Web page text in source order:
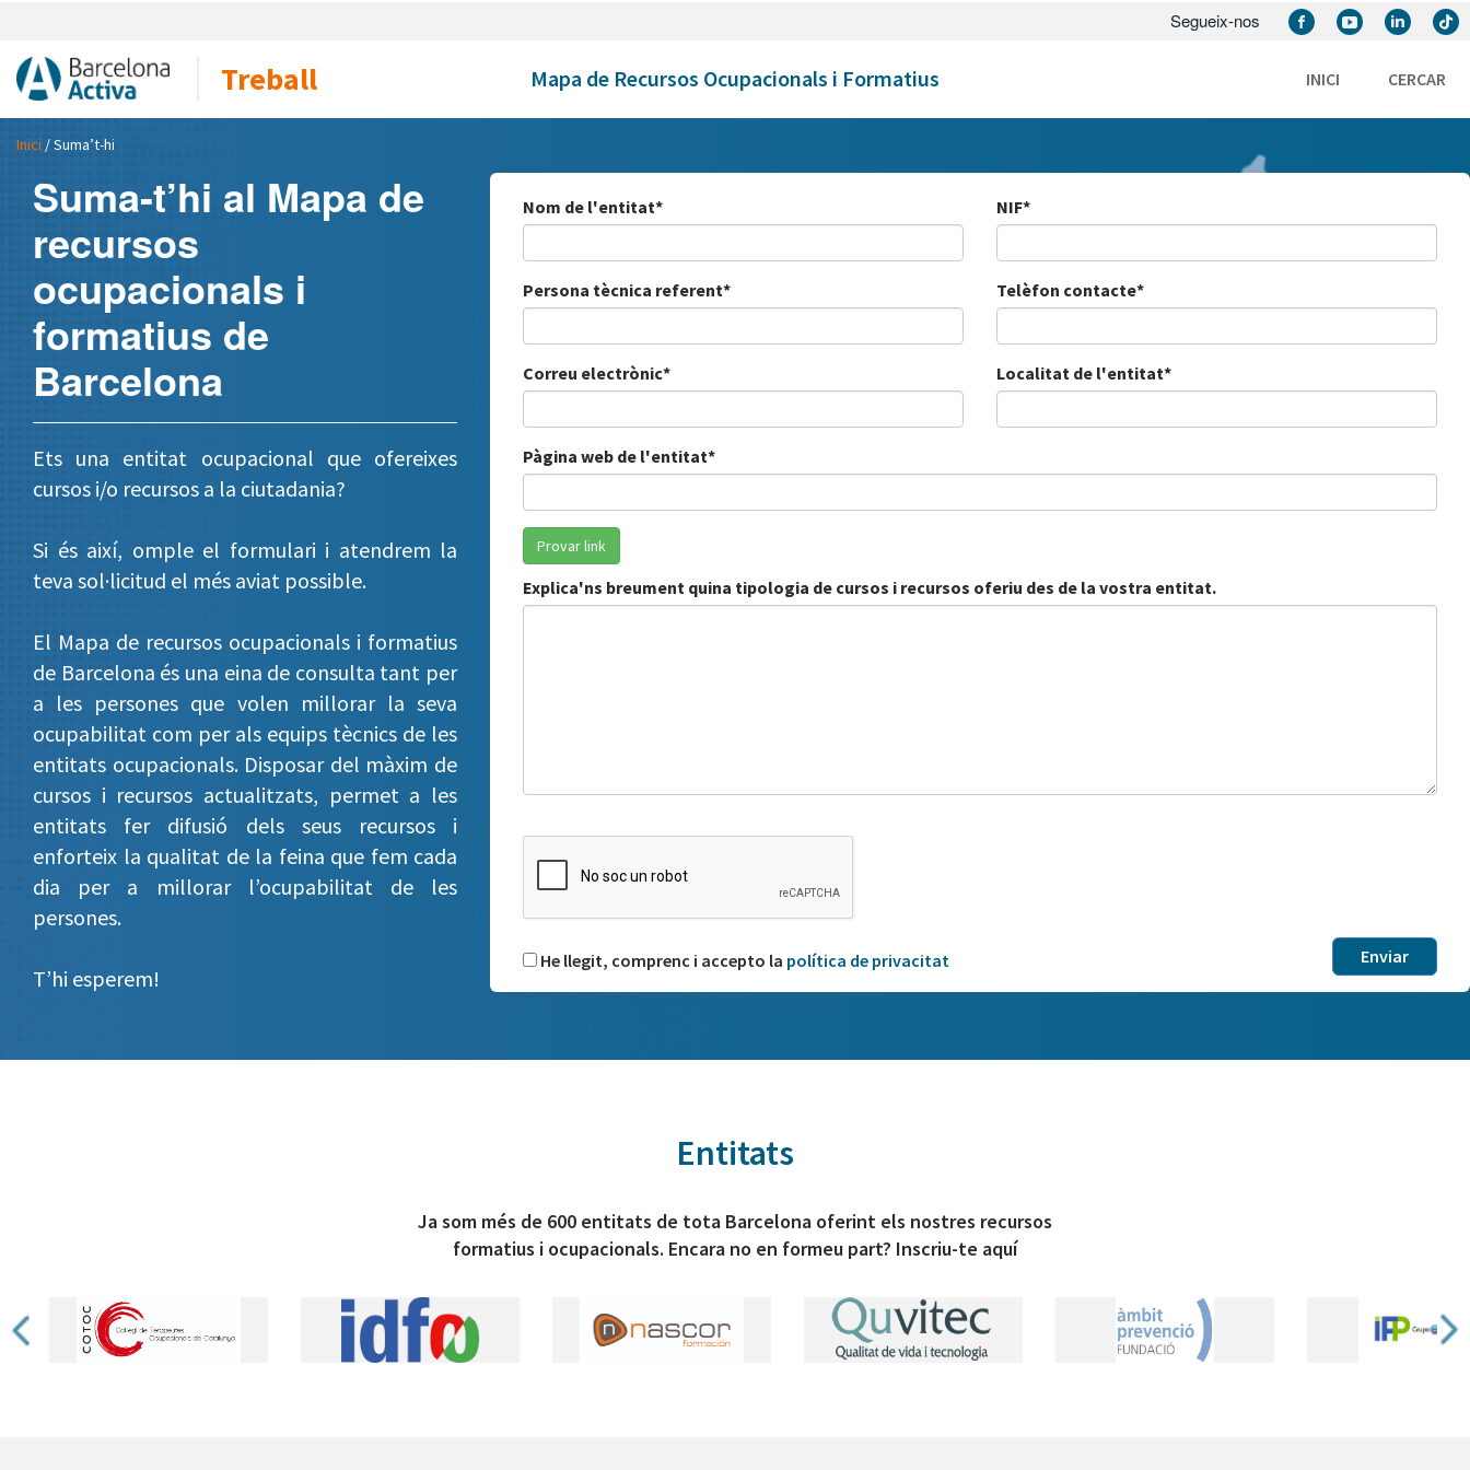
Segueix-nos
Mapa de Recursos Ocupacionals i Formatius
Treball INICI CERCAR
Inici / Suma’t-hi
Suma-t’hi al Mapa de
recursos
ocupacionals i
formatius de
Barcelona
Ets una entitat ocupacional que ofereixes
cursos i/o recursos a la ciutadania?
Si és així, omple el formulari i atendrem la
teva sol·licitud el més aviat possible.
El Mapa de recursos ocupacionals i formatius
de Barcelona és una eina de consulta tant per
a les persones que volen millorar la seva
ocupabilitat com per als equips tècnics de les
entitats ocupacionals. Disposar del màxim de
cursos i recursos actualitzats, permet a les
entitats fer difusió dels seus recursos i
enforteix la qualitat de la feina que fem cada
dia per a millorar l’ocupabilitat de les
persones.
T’hi esperem!
Nom de l'entitat* NIF*
Persona tècnica referent* Telèfon contacte*
Correu electrònic* Localitat de l'entitat*
Pàgina web de l'entitat*
Explica'ns breument quina tipologia de cursos i recursos oferiu des de la vostra entitat.
He llegit, comprenc i accepto la política de privacitat
Entitats
Ja som més de 600 entitats de tota Barcelona oferint els nostres recursos
formatius i ocupacionals. Encara no en formeu part? Inscriu-te aquí